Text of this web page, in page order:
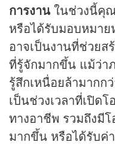
การงาน ในช่วงนี้คุ
หรือได้รับมอบหมา
อาจเป็นงานที่ช่วยส
ที่รู้จักมากขึ้น แม้ว่า
รู้สึกเหนื่อยล้ามากก
เป็นช่วงเวลาที่เปิด
ทางอาชีพ รวมถึงมี
มากขึ้น หรือได้รับค่